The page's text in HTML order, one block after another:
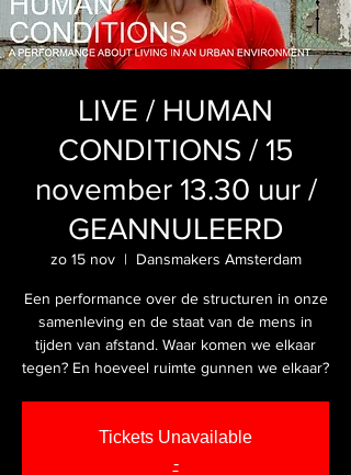
LIVE / HUMAN
CONDITIONS / 15
november 13.30 uur /
GEANNULEERD
zo 15 nov
  |
Dansmakers Amsterdam
Een performance over de structuren in onze
samenleving en de staat van de mens in
tijden van afstand. Waar komen we elkaar
tegen? En hoeveel ruimte gunnen we elkaar?
Tickets Unavailable
-